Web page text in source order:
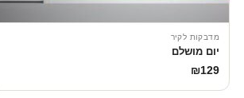
מדבקות לקיר
יום מושלם
₪129